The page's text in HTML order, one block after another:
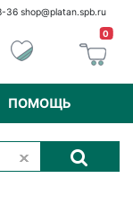
36 shop@platan.spb.ru
0
ПОМОЩЬ